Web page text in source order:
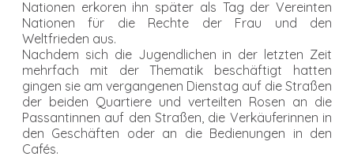
Nationen erkoren ihn später als Tag der Vereinten
Nationen für die Rechte der Frau und den
Weltfrieden aus.
Nachdem sich die Jugendlichen in der letzten Zeit
mehrfach mit der Thematik beschäftigt hatten
gingen sie am vergangenen Dienstag auf die Straßen
der beiden Quartiere und verteilten Rosen an die
Passantinnen auf den Straßen, die Verkäuferinnen in
den Geschäften oder an die Bedienungen in den
Cafés.